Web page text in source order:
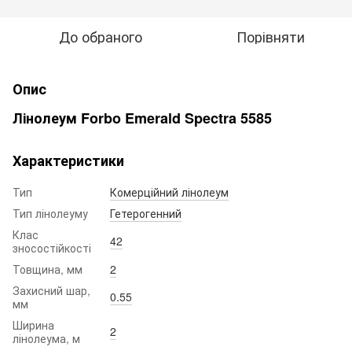
До обраного Порівняти
Опис
Лінолеум Forbo Emerald Spectra 5585
Характеристики
Тип
Комерційний лінолеум
Тип лінолеуму
Гетерогенний
Клас
зносостійкості
42
Товщина, мм
2
Захисний шар,
мм
0.55
Ширина
лінолеума, м
2